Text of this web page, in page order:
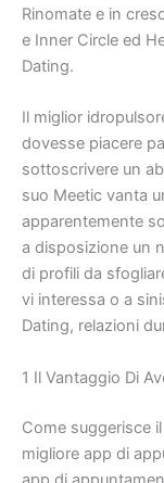
Rinomate e in
e Inner Circle ed
Dating.
Il miglior
dovesse piacere
sottoscrivere un
suo Meetic vanta
apparentemente
a disposizione un
di profili da
vi interessa o a
Dating, relazioni
1 Il Vantaggio Di
Come suggerisce
migliore app di